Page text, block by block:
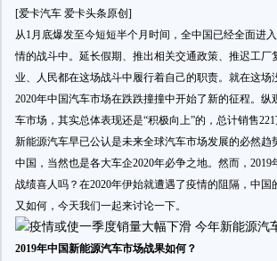
[爱卡汽车 爱卡头条原创]
从1月底爆发至今短短半个月时间，全中国已经全面进
情的战斗中。延长假期、推出相关交通政策、推迟工厂
业、人民都在这场战斗中履行着自己的职责。就在这场
2020年中国汽车市场在跌跌撞撞中开始了新的征程。纵
车市场，其实总体表现还是“积极向上”的，总计销售221
新能源汽车早已公认是未来全球汽车市场发展的必然趋
中国，当然也是各大车企2020年必争之地。然而，
战绩喜人吗？在2020年伊始就遭遇了疫情的阻隔，中国
又如何，今天我们一起来讨论一下。
2019年中国新能源汽车市场战果如何？